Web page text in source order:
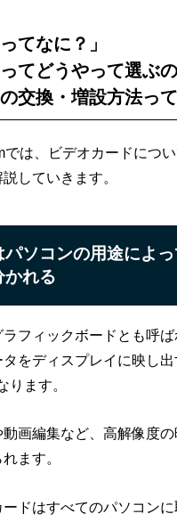
てなに？」
てどうやって選ぶの
交換・増設方法って
では、ビデオカードにつ
していきます。
パソコンの用途によ
かれる
フィックボードとも呼ば
をディスプレイに映し出
ります。
画編集など、高解像度の
ます。
ドはすべてのパソコンに